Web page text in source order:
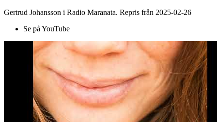
Gertrud Johansson i Radio Maranata. Repris från 2025-02-26
Se på YouTube